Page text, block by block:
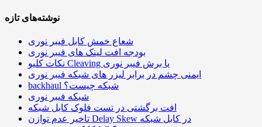
نوشته‌های تازه
شعاع خمش کابل فیبر نوری
بودجه افت لینک های فیبر نوری
نکات کلیو Cleaving یا برش فیبر نوری
ایمنی چشم در برابر لیزر های شبکه فیبر نوری
backhaul شبکه چیست؟
شبکه فیبر نوری
افت برگشتی در تست فلوک کابل شبکه
تاخیر عدم توازن Delay Skew در کابل شبکه